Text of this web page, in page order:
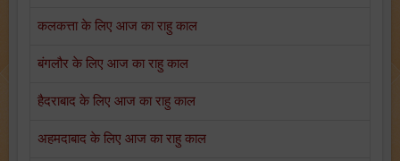
कलकत्ता के लिए आज का राहु काल
बंगलौर के लिए आज का राहु काल
हैदराबाद के लिए आज का राहु काल
अहमदाबाद के लिए आज का राहु काल